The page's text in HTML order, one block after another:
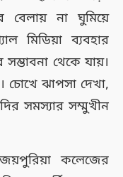
বেলায় না ঘুমিয়ে
মিডিয়া ব্যবহার
থেকে যায়।
চোখে ঝাপসা দেখা,
সমস্যার সম্মুখীন
কলেজের